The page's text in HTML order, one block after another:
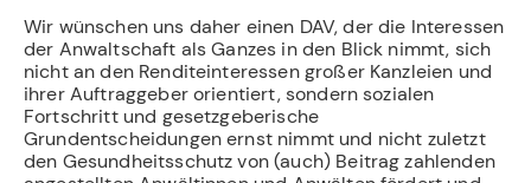
Wir wünschen uns daher einen DAV, der die Interessen
der Anwaltschaft als Ganzes in den Blick nimmt, sich
nicht an den Renditeinteressen großer Kanzleien und
ihrer Auftraggeber orientiert, sondern sozialen
Fortschritt und gesetzgeberische
Grundentscheidungen ernst nimmt und nicht zuletzt
den Gesundheitsschutz von (auch) Beitrag zahlenden